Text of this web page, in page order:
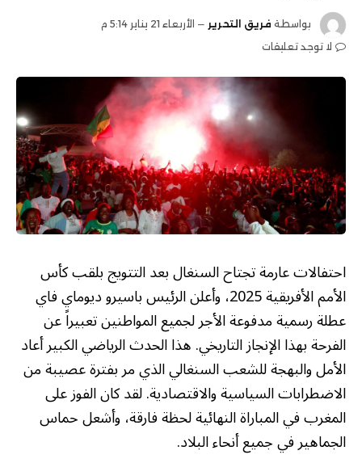
بواسطة فريق التحرير
الأربعاء 21 يناير 5:14 م
لا توجد تعليقات
احتفالات عارمة تجتاح السنغال بعد التتويج بلقب كأس
الأمم الأفريقية 2025، وأعلن الرئيس باسيرو ديوماي فاي
عطلة رسمية مدفوعة الأجر لجميع المواطنين تعبيراً عن
الفرحة بهذا الإنجاز التاريخي. هذا الحدث الرياضي الكبير أعاد
الأمل والبهجة للشعب السنغالي الذي مر بفترة عصيبة من
الاضطرابات السياسية والاقتصادية. لقد كان الفوز على
المغرب في المباراة النهائية لحظة فارقة، وأشعل حماس
الجماهير في جميع أنحاء البلاد.